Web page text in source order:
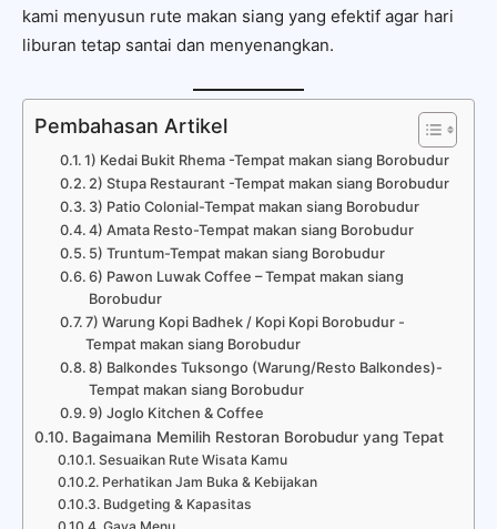
kami menyusun rute makan siang yang efektif agar hari
liburan tetap santai dan menyenangkan.
Pembahasan Artikel
1) Kedai Bukit Rhema -Tempat makan siang Borobudur
2) Stupa Restaurant -Tempat makan siang Borobudur
3) Patio Colonial-Tempat makan siang Borobudur
4) Amata Resto-Tempat makan siang Borobudur
5) Truntum-Tempat makan siang Borobudur
6) Pawon Luwak Coffee – Tempat makan siang
Borobudur
7) Warung Kopi Badhek / Kopi Kopi Borobudur -
Tempat makan siang Borobudur
8) Balkondes Tuksongo (Warung/Resto Balkondes)-
Tempat makan siang Borobudur
9) Joglo Kitchen & Coffee
Bagaimana Memilih Restoran Borobudur yang Tepat
Sesuaikan Rute Wisata Kamu
Perhatikan Jam Buka & Kebijakan
Budgeting & Kapasitas